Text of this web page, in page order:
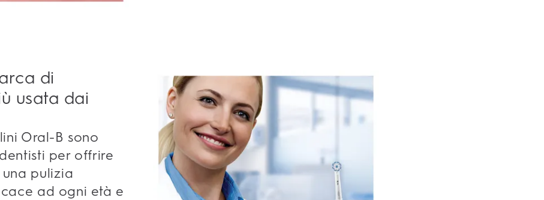
di
usata dai
Oral-B sono
per offrire
pulizia
ad ogni età e